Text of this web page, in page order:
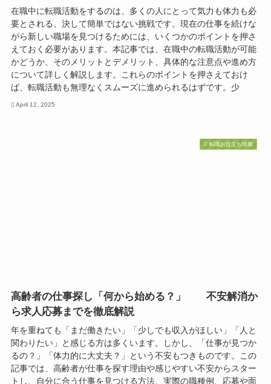
在職中に転職活動をするのは、多くの人にとって気力も体力も必
要とされる、決して簡単ではない挑戦です。現在の仕事を続けな
がら新しい職場を見つけるためには、いくつかのポイントを押さ
えておく必要があります。本記事では、在職中の転職活動が可能
かどうか、そのメリットとデメリット、具体的な注意点や進め方
について詳しく解説します。これらのポイントを押さえておけ
ば、転職活動も無理なくスムーズに進められるはずです。少
April 12, 2025
転職お役立ち情報
高齢者の仕事探し「何から始める？」 不安解消か
ら求人応募までを徹底解説
年を重ねても「まだ働きたい」「少しでも収入がほしい」「人と
関わりたい」と感じる方は多くいます。しかし、「仕事が見つか
るの？」「体力的に大丈夫？」という不安もつきものです。この
記事では、高齢者が仕事を探す理由や感じやすい不安からスター
トし、自分に合う仕事を見つける方法、実際の職種例、応募や面